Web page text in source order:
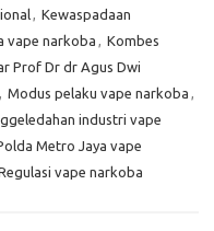
, Kewaspadaan
vape narkoba , Kombes
Prof Dr dr Agus Dwi
, Modus pelaku vape narkoba ,
industri vape
Metro Jaya vape
vape narkoba